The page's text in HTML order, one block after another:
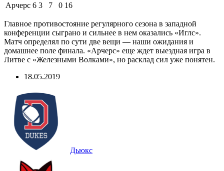
Арчерс 6 3 7 0 16
Главное противостояние регулярного сезона в западной
конференции сыграно и сильнее в нем оказались «Иглс».
Матч определял по сути две вещи — наши ожидания и
домашнее поле финала. «Арчерс» еще ждет выездная игра в
Литве с «Железными Волками», но расклад сил уже понятен.
18.05.2019
Дьюкс